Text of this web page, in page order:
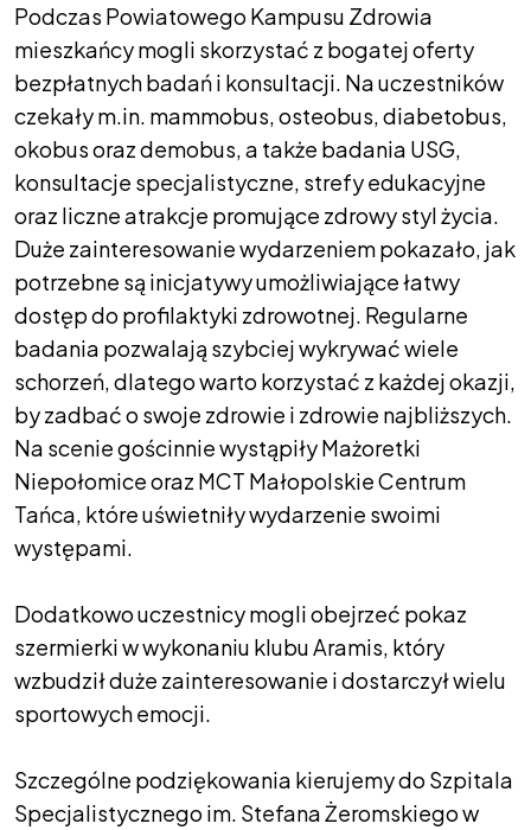
Podczas Powiatowego Kampusu Zdrowia
mieszkańcy mogli skorzystać z bogatej oferty
bezpłatnych badań i konsultacji. Na uczestników
czekały m.in. mammobus, osteobus, diabetobus,
okobus oraz demobus, a także badania USG,
konsultacje specjalistyczne, strefy edukacyjne
oraz liczne atrakcje promujące zdrowy styl życia.
Duże zainteresowanie wydarzeniem pokazało, jak
potrzebne są inicjatywy umożliwiające łatwy
dostęp do profilaktyki zdrowotnej. Regularne
badania pozwalają szybciej wykrywać wiele
schorzeń, dlatego warto korzystać z każdej okazji,
by zadbać o swoje zdrowie i zdrowie najbliższych.
Na scenie gościnnie wystąpiły Mażoretki
Niepołomice oraz MCT Małopolskie Centrum
Tańca, które uświetniły wydarzenie swoimi
występami.
Dodatkowo uczestnicy mogli obejrzeć pokaz
szermierki w wykonaniu klubu Aramis, który
wzbudził duże zainteresowanie i dostarczył wielu
sportowych emocji.
Szczególne podziękowania kierujemy do Szpitala
Specjalistycznego im. Stefana Żeromskiego w